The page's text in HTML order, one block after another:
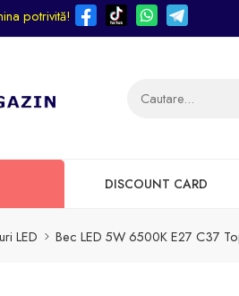
potrivită!
DISCOUNT CARD
LED Bec LED 5W 6500K E27 C37